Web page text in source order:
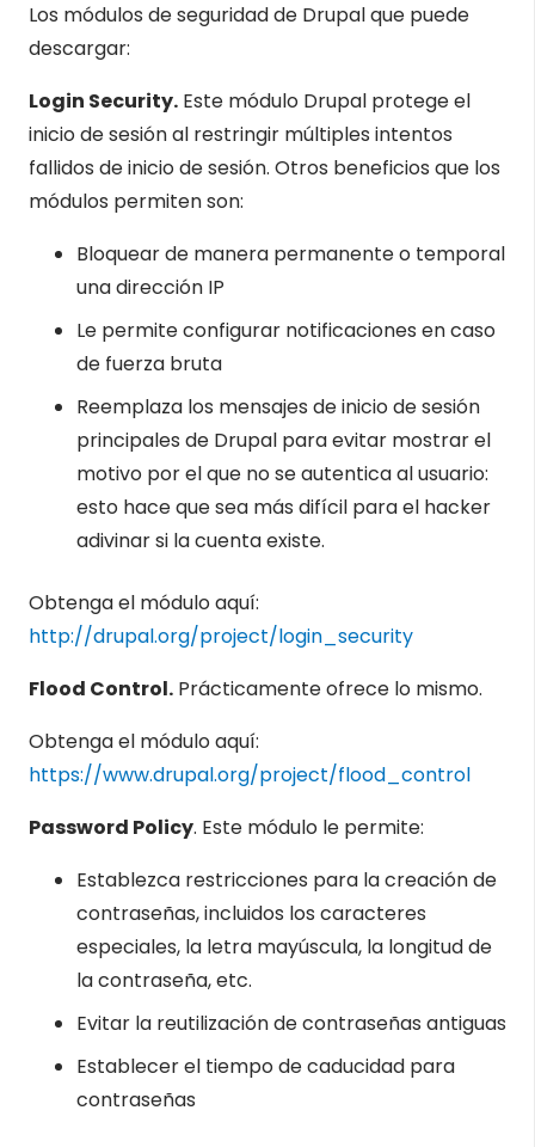
Los módulos de seguridad de Drupal que puede
descargar:
Login Security. Este módulo Drupal protege el
inicio de sesión al restringir múltiples intentos
fallidos de inicio de sesión. Otros beneficios que los
módulos permiten son:
Bloquear de manera permanente o temporal
una dirección IP
Le permite configurar notificaciones en caso
de fuerza bruta
Reemplaza los mensajes de inicio de sesión
principales de Drupal para evitar mostrar el
motivo por el que no se autentica al usuario:
esto hace que sea más difícil para el hacker
adivinar si la cuenta existe.
Obtenga el módulo aquí:
http://drupal.org/project/login_security
Flood Control. Prácticamente ofrece lo mismo.
Obtenga el módulo aquí:
https://www.drupal.org/project/flood_control
Password Policy. Este módulo le permite:
Establezca restricciones para la creación de
contraseñas, incluidos los caracteres
especiales, la letra mayúscula, la longitud de
la contraseña, etc.
Evitar la reutilización de contraseñas antiguas
Establecer el tiempo de caducidad para
contraseñas